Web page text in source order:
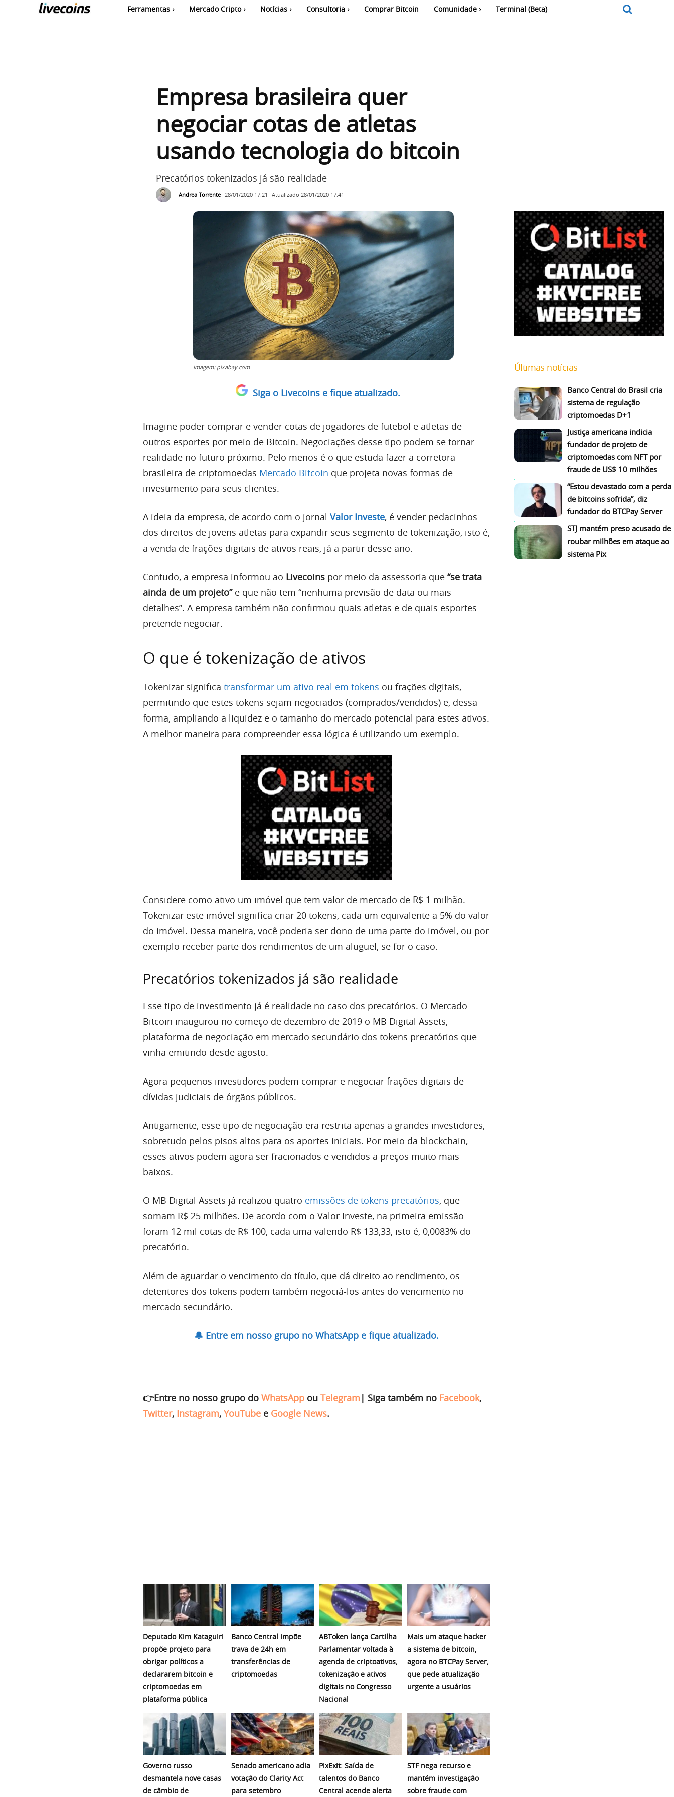
Ferramentas Mercado Cripto Notícias Consultoria Comprar Bitcoin Comunidade Terminal (Beta)
Empresa brasileira quer
negociar cotas de atletas
usando tecnologia do bitcoin
Precatórios tokenizados já são realidade
Andrea Torrente 28/01/2020 17:21 Atualizado 28/01/2020 17:41
Imagem: pixabay.com
Siga o Livecoins e fique atualizado.
Imagine poder comprar e vender cotas de jogadores de futebol e atletas de
outros esportes por meio de Bitcoin. Negociações desse tipo podem se tornar
realidade no futuro próximo. Pelo menos é o que estuda fazer a corretora
brasileira de criptomoedas Mercado Bitcoin que projeta novas formas de
investimento para seus clientes.
A ideia da empresa, de acordo com o jornal Valor Investe, é vender pedacinhos
dos direitos de jovens atletas para expandir seus segmento de tokenização, isto é,
a venda de frações digitais de ativos reais, já a partir desse ano.
Contudo, a empresa informou ao Livecoins por meio da assessoria que “se trata
ainda de um projeto”e que não tem “nenhuma previsão de data ou mais
detalhes”. A empresa também não confirmou quais atletas e de quais esportes
pretende negociar.
O que é tokenização de ativos
Tokenizar significa transformar um ativo real em tokens ou frações digitais,
permitindo que estes tokens sejam negociados (comprados/vendidos) e, dessa
forma, ampliando a liquidez e o tamanho do mercado potencial para estes ativos.
A melhor maneira para compreender essa lógica é utilizando um exemplo.
Considere como ativo um imóvel que tem valor de mercado de R$ 1 milhão.
Tokenizar este imóvel significa criar 20 tokens, cada um equivalente a 5% do valor
do imóvel. Dessa maneira, você poderia ser dono de uma parte do imóvel, ou por
exemplo receber parte dos rendimentos de um aluguel, se for o caso.
Precatórios tokenizados já são realidade
Esse tipo de investimento já é realidade no caso dos precatórios. O Mercado
Bitcoin inaugurou no começo de dezembro de 2019 o MB Digital Assets,
plataforma de negociação em mercado secundário dos tokens precatórios que
vinha emitindo desde agosto.
Agora pequenos investidores podem comprar e negociar frações digitais de
dívidas judiciais de órgãos públicos.
Antigamente, esse tipo de negociação era restrita apenas a grandes investidores,
sobretudo pelos pisos altos para os aportes iniciais. Por meio da blockchain,
esses ativos podem agora ser fracionados e vendidos a preços muito mais
baixos.
O MB Digital Assets já realizou quatro emissões de tokens precatórios, que
somam R$ 25 milhões. De acordo com o Valor Investe, na primeira emissão
foram 12 mil cotas de R$ 100, cada uma valendo R$ 133,33, isto é, 0,0083% do
precatório.
Além de aguardar o vencimento do título, que dá direito ao rendimento, os
detentores dos tokens podem também negociá-los antes do vencimento no
mercado secundário.
🔔 Entre em nosso grupo no WhatsApp e fique atualizado.
👉Entre no nosso grupo do WhatsApp ou Telegram | Siga também no Facebook,
Twitter, Instagram, YouTube e Google News.
Deputado Kim Kataguiri
propõe projeto para
obrigar políticos a
declararem bitcoin e
criptomoedas em
plataforma pública
Banco Central impõe
trava de 24h em
transferências de
criptomoedas
ABToken lança Cartilha
Parlamentar voltada à
agenda de criptoativos,
tokenização e ativos
digitais no Congresso
Nacional
Mais um ataque hacker
a sistema de bitcoin,
agora no BTCPay Server,
que pede atualização
urgente a usuários
Governo russo
desmantela nove casas
de câmbio de
Senado americano adia
votação do Clarity Act
para setembro
PixExit: Saída de
talentos do Banco
Central acende alerta
STF nega recurso e
mantém investigação
sobre fraude com
Últimas notícias
Banco Central do Brasil cria
sistema de regulação
criptomoedas D+1
Justiça americana indicia
fundador de projeto de
criptomoedas com NFT por
fraude de US$ 10 milhões
“Estou devastado com a perda
de bitcoins sofrida”, diz
fundador do BTCPay Server
STJ mantém preso acusado de
roubar milhões em ataque ao
sistema Pix